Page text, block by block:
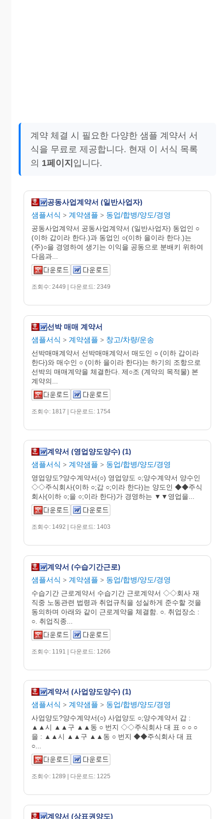
계약 체결 시 필요한 다양한 샘플 계약서 서
식을 무료로 제공합니다. 현재 이 서식 목록
의 1페이지 입니다.
공동사업계약서 (일반사업자)
샘플서식 > 계약샘플 > 동업/합병/양도/경영
공동사업계약서 공동사업계약서 (일반사업자) 동업인 ○
(이하 갑이라 한다.)과 동업인 ○(이하 을이라 한다.)는
(주)○을 경영하여 생기는 이익을 공동으로 분배키 위하여
다음과...
조회수: 2449 | 다운로드: 2349
선박 매매 계약서
샘플서식 > 계약샘플 > 창고/차량/운송
선박매매계약서 선박매매계약서 매도인 ○ (이하 갑이라
한다)와 매수인 ○ (이하 을이라 한다)는 하기의 조항으로
선박의 매매계약을 체결한다. 제○조 (계약의 목적물) 본
계약의...
조회수: 1817 | 다운로드: 1754
계약서 (영업양도양수) (1)
샘플서식 > 계약샘플 > 동업/합병/양도/경영
영업양도?양수계약서(○) 영업양도 ○;양수계약서 양수인
◇◇주식회사(이하 ○;갑 ○;이라 한다)는 양도인 ◆◆주식
회사(이하 ○;을 ○;이라 한다)가 경영하는 ▼▼영업을...
조회수: 1492 | 다운로드: 1403
계약서 (수습기간근로)
샘플서식 > 계약샘플 > 동업/합병/양도/경영
수습기간 근로계약서 수습기간 근로계약서 ◇◇회사 재
직중 노동관련 법령과 취업규칙을 성실하게 준수할 것을
동의하며 아래와 같이 근로계약을 체결함. ○. 취업장소 :
○. 취업직종...
조회수: 1191 | 다운로드: 1266
계약서 (사업양도양수) (1)
샘플서식 > 계약샘플 > 동업/합병/양도/경영
사업양도?양수계약서(○) 사업양도 ○;양수계약서 갑 :
▲▲시 ▲▲구 ▲▲동 ○ 번지 ◇◇주식회사 대 표 ○ ○ ○
을 : ▲▲시 ▲▲구 ▲▲동 ○ 번지 ◆◆주식회사 대 표
○...
조회수: 1289 | 다운로드: 1225
계약서 (상표권양도)